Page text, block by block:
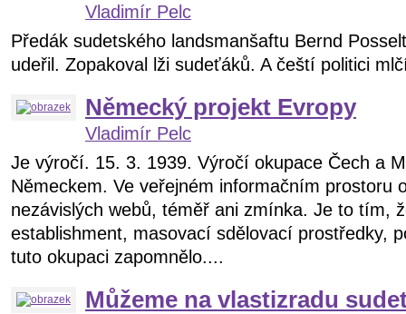
Vladimír Pelc
Předák sudetského landsmanšaftu Bernd
udeřil. Zopakoval lži sudeťáků. A čeští politici
Německý projekt Evropy
Vladimír Pelc
Je výročí. 15. 3. 1939. Výročí okupace Čech a
Německem. Ve veřejném informačním prostoru
nezávislých webů, téměř ani zmínka. Je to tím,
establishment, masovací sdělovací prostředky,
tuto okupaci zapomnělo....
Můžeme na vlastizradu